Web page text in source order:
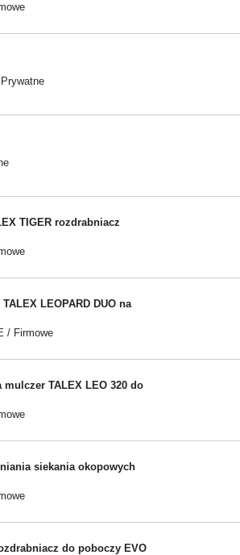
TIGER rozdrabniacz
LEOPARD DUO na
/ Firmowe
TALEX LEO 320 do
siekania okopowych
do poboczy EVO